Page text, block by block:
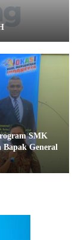
SMK
General